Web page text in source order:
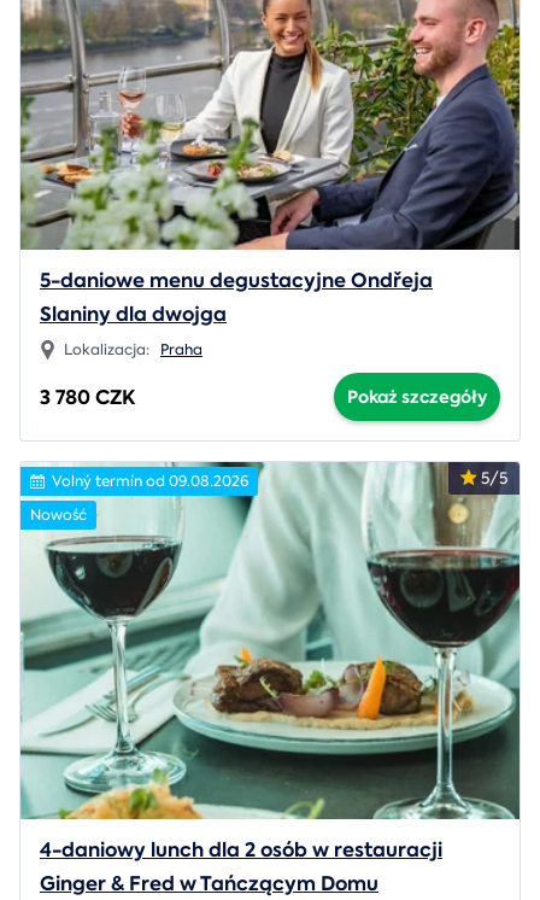
5-daniowe menu degustacyjne Ondřeja
Slaniny dla dwojga
Lokalizacja: Praha
3 780 CZK Pokaż szczegóły
5/5
Volný termín od 09.08.2026
Nowość
4-daniowy lunch dla 2 osób w restauracji
Ginger & Fred w Tańczącym Domu